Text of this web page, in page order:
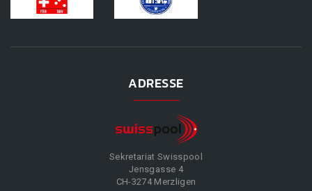
ADRESSE
Sekretariat Swisspool
Jensgasse 4
CH-3274 Merzligen